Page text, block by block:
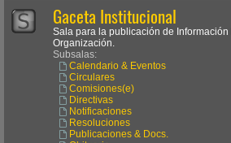
Gaceta Institucional
Sala para la publicación de Información
Organización.
Subsalas:
Calendario & Eventos
Circulares
Comisiones(e)
Directivas
Notificaciones
Resoluciones
Publicaciones & Docs.